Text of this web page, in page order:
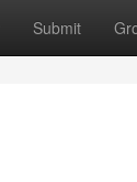
Submit